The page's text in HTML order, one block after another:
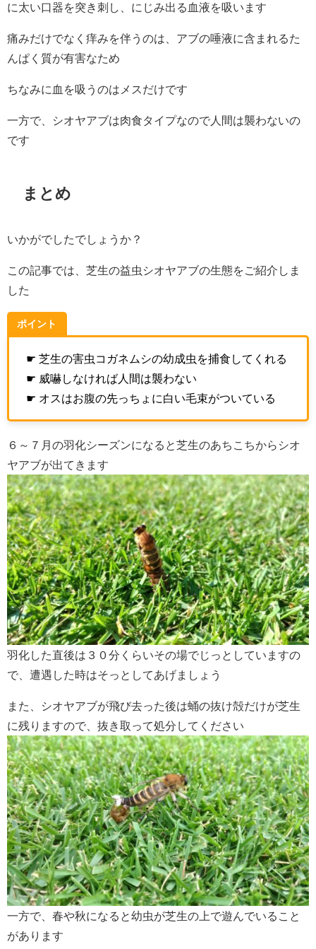
に太い口器を突き刺し、にじみ出る血液を吸います
痛みだけでなく痒みを伴うのは、アブの唾液に含まれるた
んぱく質が有害なため
ちなみに血を吸うのはメスだけです
一方で、シオヤアブは肉食タイプなので人間は襲わないの
です
まとめ
いかがでしたでしょうか？
この記事では、芝生の益虫シオヤアブの生態をご紹介しま
した
ポイント
☛ 芝生の害虫コガネムシの幼成虫を捕食してくれる
☛ 威嚇しなければ人間は襲わない
☛ オスはお腹の先っちょに白い毛束がついている
６～７月の羽化シーズンになると芝生のあちこちからシオ
ヤアブが出てきます
羽化した直後は３０分くらいその場でじっとしていますの
で、遭遇した時はそっとしてあげましょう
また、シオヤアブが飛び去った後は蛹の抜け殻だけが芝生
に残りますので、抜き取って処分してください
一方で、春や秋になると幼虫が芝生の上で遊んでいること
があります